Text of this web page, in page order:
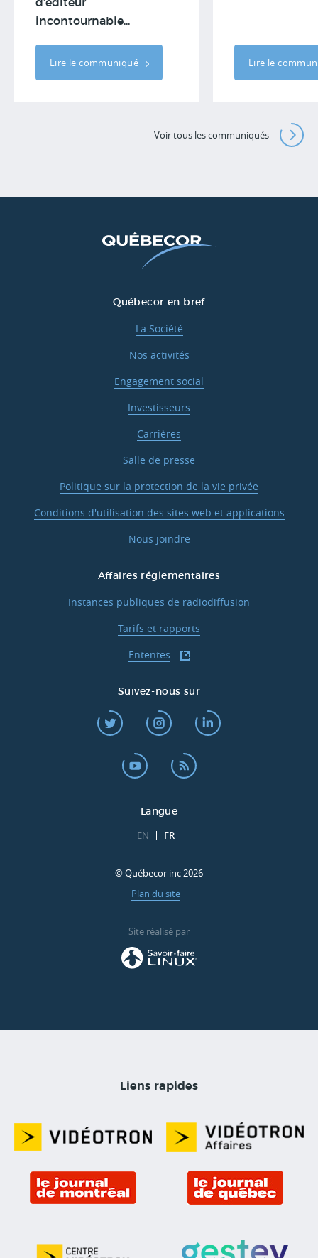
d’éditeur
incontournable...
Lire le communiqué Lire le
Voir tous les communiqués
Québecor en bref
La Société
Nos activités
Engagement social
Investisseurs
Carrières
Salle de presse
Politique sur la protection de la vie privée
Conditions d'utilisation des sites web et applications
Nous joindre
Affaires réglementaires
Instances publiques de radiodiffusion
Tarifs et rapports
Ententes
Suivez-nous sur
Langue
EN FR
© Québecor inc 2026
Plan du site
Site réalisé par
Liens rapides